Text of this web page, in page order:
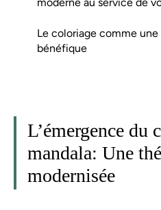
Le coloriage comme
bénéfique
L’émergence du
mandala: Une
modernisée